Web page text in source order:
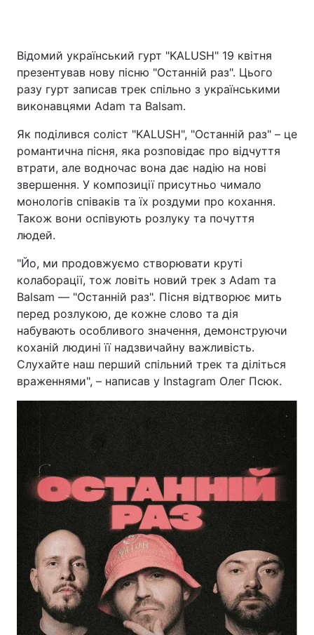
Відомий український гурт "KALUSH" 19 квітня
презентував нову пісню "Останній раз". Цього
разу гурт записав трек спільно з українськими
виконавцями Adam та Balsam.
Як поділився соліст "KALUSH", "Останній раз" – це
романтична пісня, яка розповідає про відчуття
втрати, але водночас вона дає надію на нові
звершення. У композиції присутньо чимало
монологів співаків та їх роздуми про кохання.
Також вони оспівують розлуку та почуття
людей.
"Йо, ми продовжуємо створювати круті
колаборації, тож ловіть новий трек з Adam та
Balsam — "Останній раз". Пісня відтворює мить
перед розлукою, де кожне слово та дія
набувають особливого значення, демонструючи
коханій людині її надзвичайну важливість.
Слухайте наш перший спільний трек та діліться
враженнями", – написав у Instagram Олег Псюк.